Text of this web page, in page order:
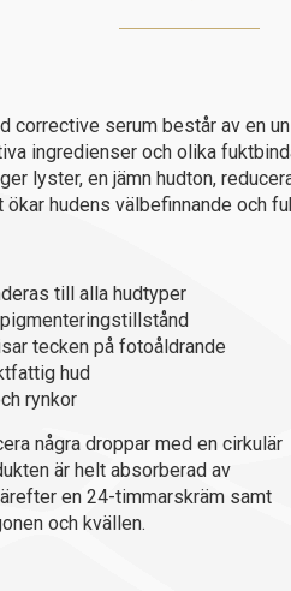
corrective serum består av en
ingredienser och olika
lyster, en jämn hudton,
hudens välbefinnande och
till alla hudtyper
tecken på fotoåldrande
hud
rynkor
några droppar med en cirkulär
är helt absorberad av
en 24-timmarskräm samt
och kvällen.